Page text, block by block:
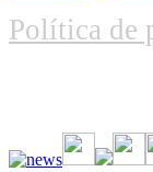
Política de
Vive la emoción
rápidas. Regístrate